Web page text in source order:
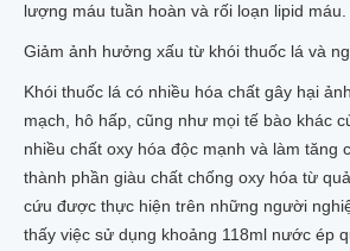
lượng máu tuần hoàn và rối loạn lipid máu.
Giảm ảnh hưởng xấu từ khói thuốc lá và
Khói thuốc lá có nhiều hóa chất gây hại
mạch, hô hấp, cũng như mọi tế bào khác
nhiều chất oxy hóa độc mạnh và làm tăng
thành phần giàu chất chống oxy hóa từ
cứu được thực hiện trên những người
thấy việc sử dụng khoảng 118ml nước ép